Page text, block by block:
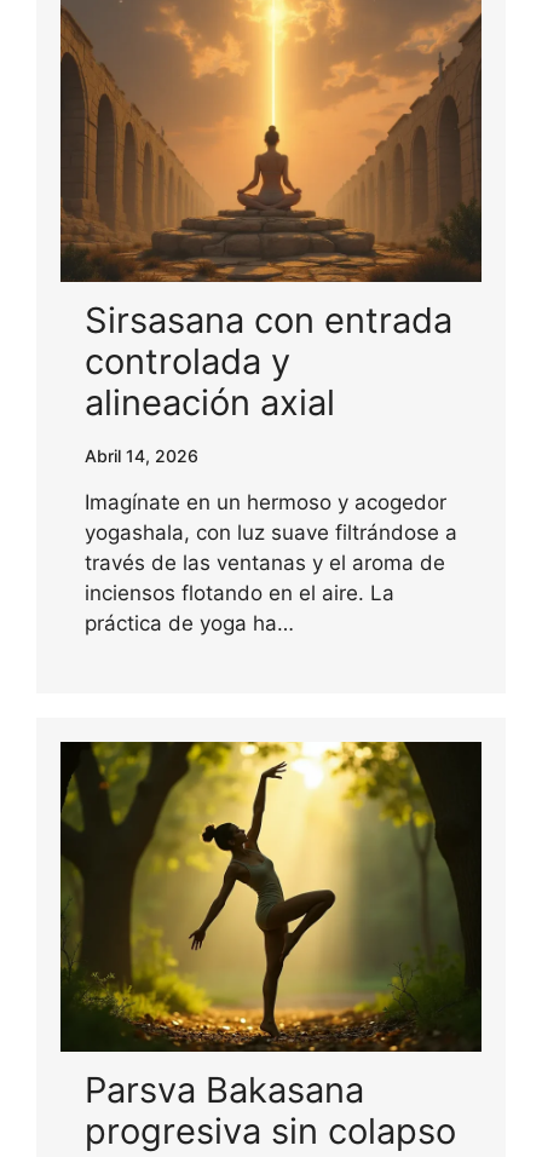
Sirsasana con entrada
controlada y
alineación axial
Abril 14, 2026
Imagínate en un hermoso y acogedor
yogashala, con luz suave filtrándose a
través de las ventanas y el aroma de
inciensos flotando en el aire. La
práctica de yoga ha…
Parsva Bakasana
progresiva sin colapso